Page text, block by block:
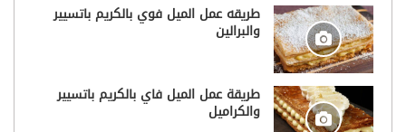
طريقه عمل الميل فوي بالكريم باتسيير
والبرالين
طريقة عمل الميل فاي بالكريم باتسيير
والكراميل